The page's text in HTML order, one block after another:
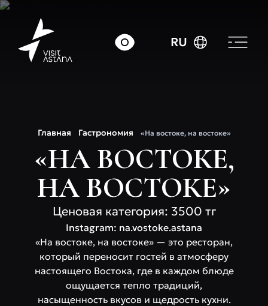
RU
Главная Гастрономия «На востоке, на востоке»
«НА ВОСТОКЕ,
НА ВОСТОКЕ»
Ценовая категория: 3500 тг
Instagram: na.vostoke.astana
«На востоке, на востоке» — это ресторан,
который переносит гостей в атмосферу
настоящего Востока, где в каждом блюде
ощущается тепло традиций,
насыщенность вкусов и щедрость кухни.